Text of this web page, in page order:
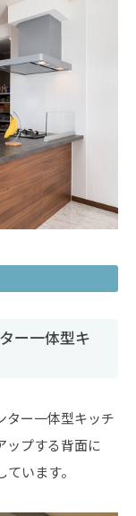
ー一体型キ
ター一体型キッチ
ップする背面に
います。